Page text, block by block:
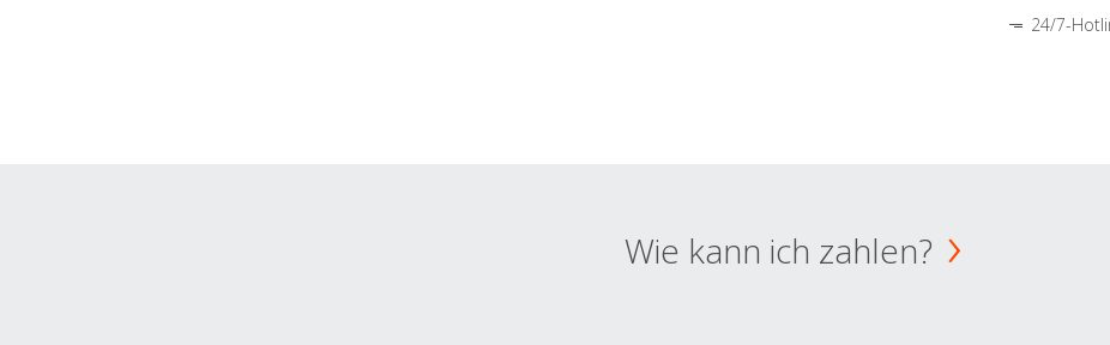
24/7-
Wie kann ich zahlen?